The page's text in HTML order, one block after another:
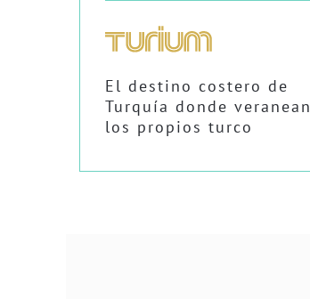
El destino costero de
Turquía donde veranean
los propios turco